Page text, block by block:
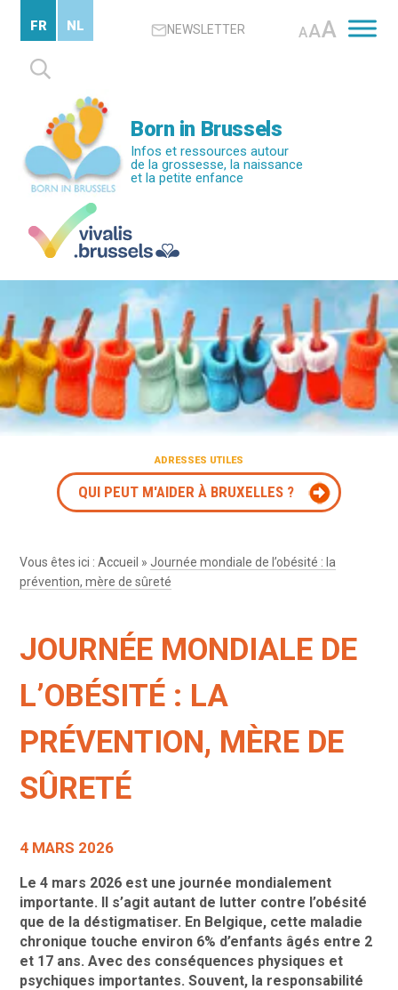
contenu
principal
NEWSLETTER AAA
Rechercher :
FR NL
Born in Brussels
Infos et ressources autour
de la grossesse, la naissance
et la petite enfance
ADRESSES UTILES
QUI PEUT M'AIDER À BRUXELLES ?
Vous êtes ici :Accueil » Journée mondiale de l’obésité : la
prévention, mère de sûreté
JOURNÉE MONDIALE DE
L’OBÉSITÉ : LA
PRÉVENTION, MÈRE DE
SÛRETÉ
4 MARS 2026
Le 4 mars 2026 est une journée mondialement
importante. Il s’agit autant de lutter contre l’obésité
que de la déstigmatiser. En Belgique, cette maladie
chronique touche environ 6% d’enfants âgés entre 2
et 17 ans. Avec des conséquences physiques et
psychiques importantes. Souvent, la responsabilité